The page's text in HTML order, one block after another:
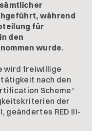
während
für
den
wurde.
wird freiwillige
nach den
Scheme“
der
geändertes RED III-